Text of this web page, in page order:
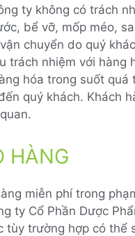
ty không có trách
bể vỡ, mốp méo,
chuyển do quý
trách nhiệm với hàng
hóa trong suốt
quý khách. Khách
HÀNG
miễn phí trong
ty Cổ Phần Dược
tùy trường hợp có thể